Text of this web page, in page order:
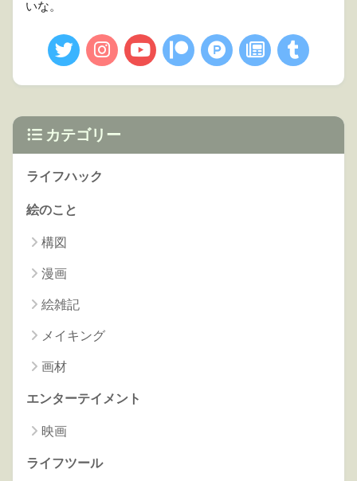
いな。
カテゴリー
ライフハック
絵のこと
構図
漫画
絵雑記
メイキング
画材
エンターテイメント
映画
ライフツール